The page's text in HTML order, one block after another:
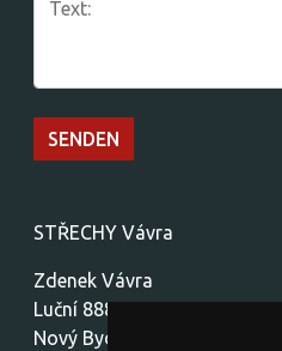
STŘECHY Vávra
Zdenek Vávra
Luční 888
Nový Bydžov